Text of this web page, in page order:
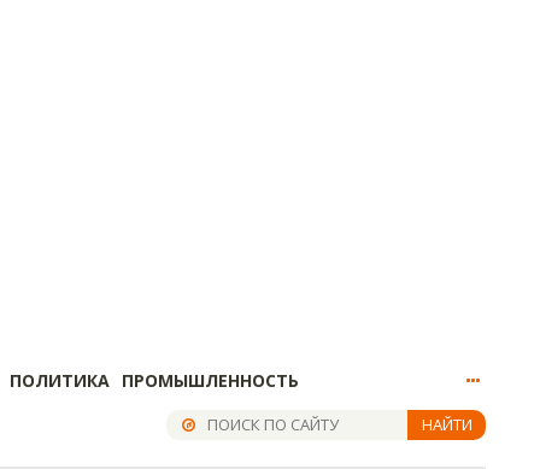
ПОЛИТИКА ПРОМЫШЛЕННОСТЬ
НАЙТИ